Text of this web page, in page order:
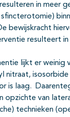
in meer
bewijskracht
resulteert
lijkt er weinig
nitraat,
is laag.
opzichte van
technieken